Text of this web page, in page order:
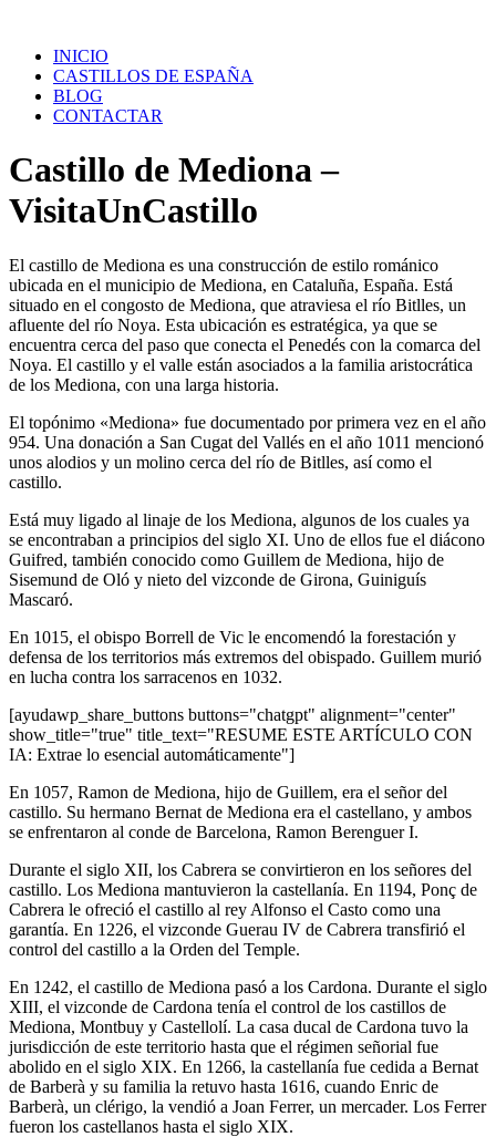
contenidoINICIO
CASTILLOS DE ESPAÑA
BLOG
CONTACTAR
Castillo de Mediona –
VisitaUnCastillo
El castillo de Mediona es una construcción de estilo románico
ubicada en el municipio de Mediona, en Cataluña, España. Está
situado en el congosto de Mediona, que atraviesa el río Bitlles, un
afluente del río Noya. Esta ubicación es estratégica, ya que se
encuentra cerca del paso que conecta el Penedés con la comarca del
Noya. El castillo y el valle están asociados a la familia aristocrática
de los Mediona, con una larga historia.
El topónimo «Mediona» fue documentado por primera vez en el año
954. Una donación a San Cugat del Vallés en el año 1011 mencionó
unos alodios y un molino cerca del río de Bitlles, así como el
castillo.
Está muy ligado al linaje de los Mediona, algunos de los cuales ya
se encontraban a principios del siglo XI. Uno de ellos fue el diácono
Guifred, también conocido como Guillem de Mediona, hijo de
Sisemund de Oló y nieto del vizconde de Girona, Guiniguís
Mascaró.
En 1015, el obispo Borrell de Vic le encomendó la forestación y
defensa de los territorios más extremos del obispado. Guillem murió
en lucha contra los sarracenos en 1032.
[ayudawp_share_buttons buttons="chatgpt" alignment="center"
show_title="true" title_text="RESUME ESTE ARTÍCULO CON
IA: Extrae lo esencial automáticamente"]
En 1057, Ramon de Mediona, hijo de Guillem, era el señor del
castillo. Su hermano Bernat de Mediona era el castellano, y ambos
se enfrentaron al conde de Barcelona, Ramon Berenguer I.
Durante el siglo XII, los Cabrera se convirtieron en los señores del
castillo. Los Mediona mantuvieron la castellanía. En 1194, Ponç de
Cabrera le ofreció el castillo al rey Alfonso el Casto como una
garantía. En 1226, el vizconde Guerau IV de Cabrera transfirió el
control del castillo a la Orden del Temple.
En 1242, el castillo de Mediona pasó a los Cardona. Durante el siglo
XIII, el vizconde de Cardona tenía el control de los castillos de
Mediona, Montbuy y Castellolí. La casa ducal de Cardona tuvo la
jurisdicción de este territorio hasta que el régimen señorial fue
abolido en el siglo XIX. En 1266, la castellanía fue cedida a Bernat
de Barberà y su familia la retuvo hasta 1616, cuando Enric de
Barberà, un clérigo, la vendió a Joan Ferrer, un mercader. Los Ferrer
fueron los castellanos hasta el siglo XIX.